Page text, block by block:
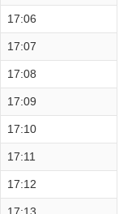
17:06
17:07
17:08
17:09
17:10
17:11
17:12